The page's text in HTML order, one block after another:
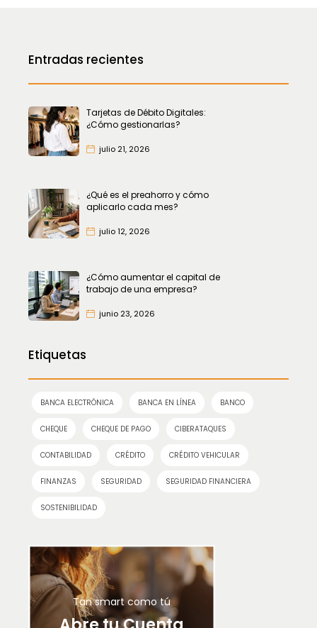
Entradas recientes
Tarjetas de Débito Digitales:
¿Cómo gestionarlas?
julio 21, 2026
¿Qué es el preahorro y cómo
aplicarlo cada mes?
julio 12, 2026
¿Cómo aumentar el capital de
trabajo de una empresa?
junio 23, 2026
Etiquetas
BANCA ELECTRÓNICA BANCA EN LÍNEA BANCO
CHEQUE CHEQUE DE PAGO CIBERATAQUES
CONTABILIDAD CRÉDITO CRÉDITO VEHICULAR
FINANZAS SEGURIDAD SEGURIDAD FINANCIERA
SOSTENIBILIDAD
Tan smart como tú